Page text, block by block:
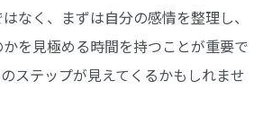
なく、まずは自分の感情を整理し、
を見極める時間を持つことが重要で
ステップが見えてくるかもしれませ